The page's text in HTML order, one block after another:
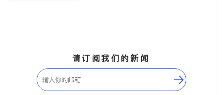
请订阅我们的新闻